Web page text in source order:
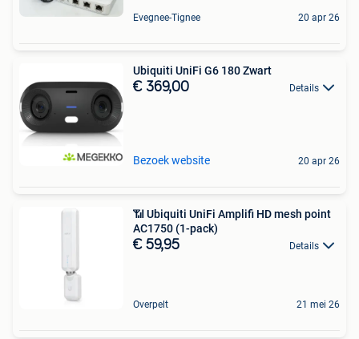
Evegnee-Tignee 20 apr 26
Ubiquiti UniFi G6 180 Zwart
€ 369,00 Details
Bezoek website 20 apr 26
📶 Ubiquiti UniFi Amplifi HD mesh point
AC1750 (1-pack)
€ 59,95 Details
Overpelt 21 mei 26